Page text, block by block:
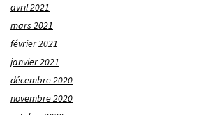
avril 2021
mars 2021
février 2021
janvier 2021
décembre 2020
novembre 2020